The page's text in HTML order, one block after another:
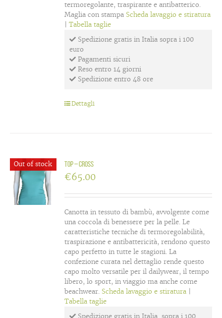
termoregolante, traspirante e antibatterico.
Maglia con stampa Scheda lavaggio e stiratura
|Tabella taglie
Spedizione gratis in Italia sopra i 100
euro
Pagamenti sicuri
Reso entro 14 giorni
Spedizione entro 48 ore
Dettagli
Out of stock Top – cross
€65.00
Canotta in tessuto di bambù, avvolgente come
una coccola di benessere per la pelle. Le
caratteristiche tecniche di termoregolabilità,
traspirazione e antibattericità, rendono questo
capo perfetto in tutte le stagioni. La
confezione curata nel dettaglio rende questo
capo molto versatile per il dailywear, il tempo
libero, lo sport, in viaggio ma anche come
beachwear. Scheda lavaggio e stiratura
Tabella taglie
Spedizione gratis in Italia sopra i 100